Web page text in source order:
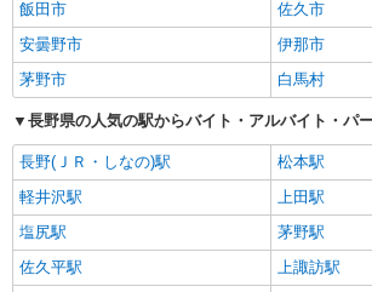
飯田市
佐久市
安曇野市
伊那市
茅野市
白馬村
長野県の人気の駅からバイト・アルバイト・パ
長野(ＪＲ・しなの)駅
松本駅
軽井沢駅
上田駅
塩尻駅
茅野駅
佐久平駅
上諏訪駅